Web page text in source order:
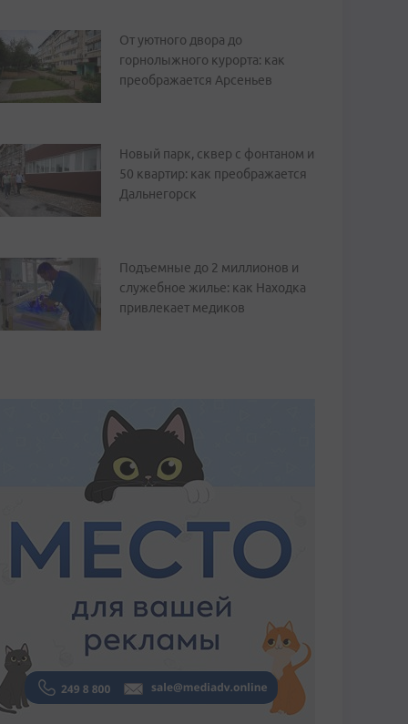
От уютного двора до
горнолыжного курорта: как
преображается Арсеньев
Новый парк, сквер с фонтаном и
50 квартир: как преображается
Дальнегорск
Подъемные до 2 миллионов и
служебное жилье: как Находка
привлекает медиков